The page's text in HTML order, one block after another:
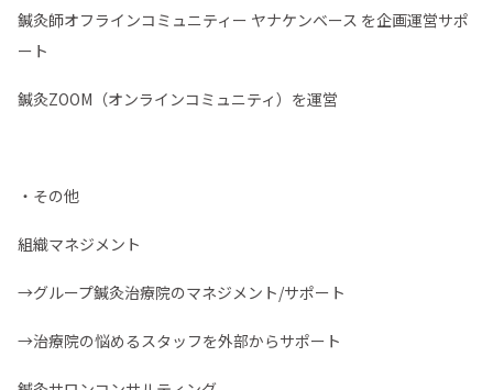
鍼灸師オフラインコミュニティー ヤナケンベース を企画運営サポ
ート
鍼灸ZOOM（オンラインコミュニティ）を運営
・その他
組織マネジメント
→グループ鍼灸治療院のマネジメント/サポート
→治療院の悩めるスタッフを外部からサポート